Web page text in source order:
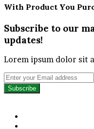
With Product You
Subscribe to our
updates!
Lorem ipsum dolor sit
Enter
your
Email